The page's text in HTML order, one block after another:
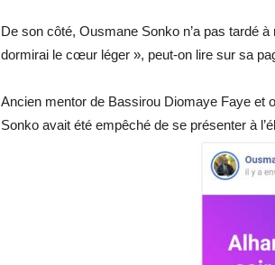
De son côté, Ousmane Sonko n’a pas tardé
dormirai le cœur léger », peut-on lire sur sa
Ancien mentor de Bassirou Diomaye Faye et
Sonko avait été empêché de se présenter à